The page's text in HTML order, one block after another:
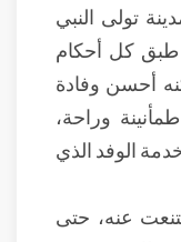
تولى النبي
طبق كل أحكام
أحسن وفادة
وراحة،
الوفد الذي
عنه، حتى